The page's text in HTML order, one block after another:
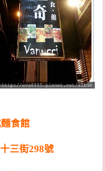
食館
三街298號